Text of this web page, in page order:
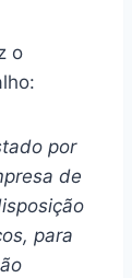
o
por
de
para